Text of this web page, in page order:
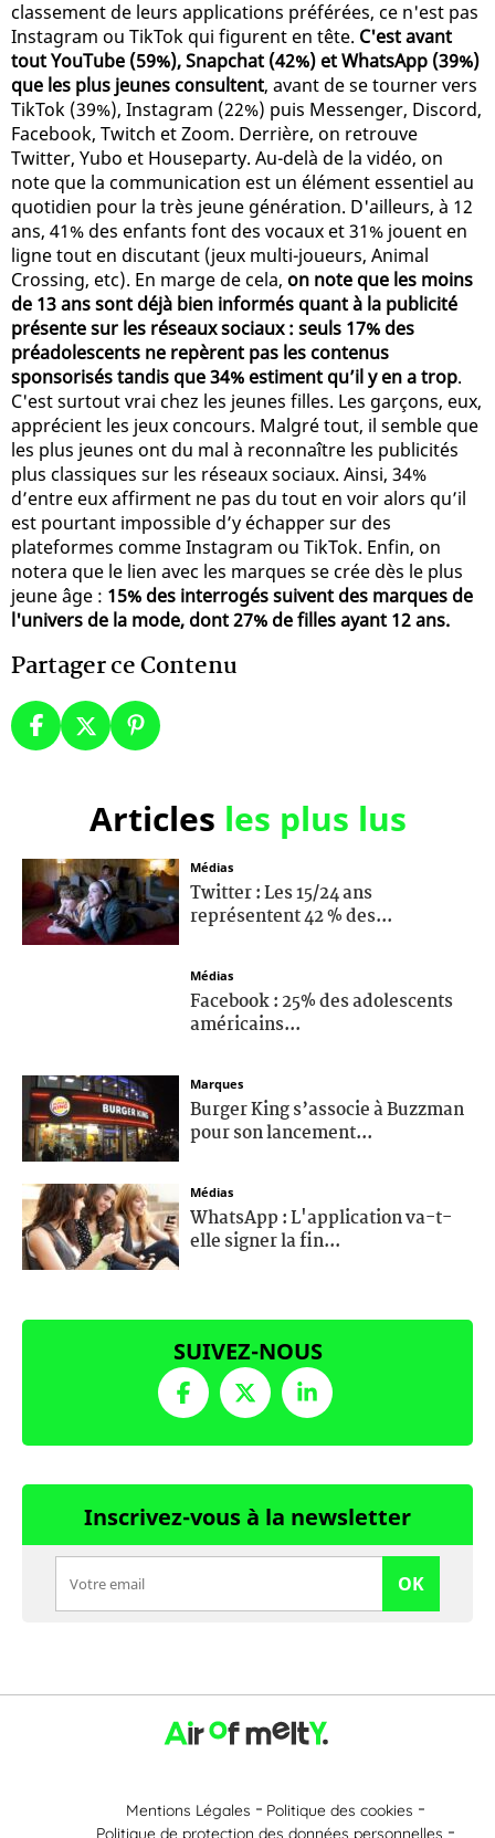
classement de leurs applications préférées, ce n'est pas
Instagram ou TikTok qui figurent en tête. C'est avant
tout YouTube (59%), Snapchat (42%) et WhatsApp (39%)
que les plus jeunes consultent, avant de se tourner vers
TikTok (39%), Instagram (22%) puis Messenger, Discord,
Facebook, Twitch et Zoom. Derrière, on retrouve
Twitter, Yubo et Houseparty. Au-delà de la vidéo, on
note que la communication est un élément essentiel au
quotidien pour la très jeune génération. D'ailleurs, à 12
ans, 41% des enfants font des vocaux et 31% jouent en
ligne tout en discutant (jeux multi-joueurs, Animal
Crossing, etc). En marge de cela, on note que les moins
de 13 ans sont déjà bien informés quant à la publicité
présente sur les réseaux sociaux : seuls 17% des
préadolescents ne repèrent pas les contenus
sponsorisés tandis que 34% estiment qu’il y en a trop.
C'est surtout vrai chez les jeunes filles. Les garçons, eux,
apprécient les jeux concours. Malgré tout, il semble que
les plus jeunes ont du mal à reconnaître les publicités
plus classiques sur les réseaux sociaux. Ainsi, 34%
d’entre eux affirment ne pas du tout en voir alors qu’il
est pourtant impossible d’y échapper sur des
plateformes comme Instagram ou TikTok. Enfin, on
notera que le lien avec les marques se crée dès le plus
jeune âge : 15% des interrogés suivent des marques de
l'univers de la mode, dont 27% de filles ayant 12 ans.
Partager ce Contenu
Articles les plus lus
Médias
Twitter : Les 15/24 ans
représentent 42 % des...
Médias
Facebook : 25% des adolescents
américains...
Marques
Burger King s’associe à Buzzman
pour son lancement...
Médias
WhatsApp : L'application va-t-
elle signer la fin...
SUIVEZ-NOUS
Inscrivez-vous à la newsletter
OK
Mentions Légales
Politique des cookies
Politique de protection des données personnelles